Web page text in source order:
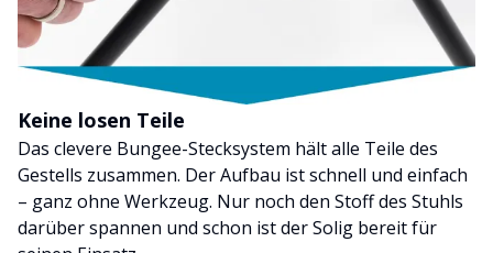
Keine losen Teile
Das clevere Bungee-Stecksystem hält alle Teile des
Gestells zusammen. Der Aufbau ist schnell und einfach
– ganz ohne Werkzeug. Nur noch den Stoff des Stuhls
darüber spannen und schon ist der Solig bereit für